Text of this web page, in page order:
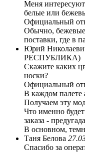
Меня
белые или
Официальный
Обычно,
поставки, где в
Юрий
РЕСПУБЛИКА)
Скажите каких
носки?
Официальный
В каждом палете
Получаем эту
Что именно
заказа -
В основном,
Таня Белова
Спасибо за